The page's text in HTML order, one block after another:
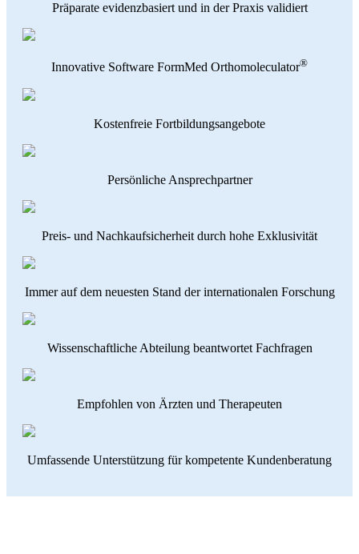
Präparate evidenzbasiert und in der Praxis validiert
Innovative Software FormMed Orthomoleculator®
Kostenfreie Fortbildungsangebote
Persönliche Ansprechpartner
Preis- und Nachkaufsicherheit durch hohe Exklusivität
Immer auf dem neuesten Stand der internationalen Forschung
Wissenschaftliche Abteilung beantwortet Fachfragen
Empfohlen von Ärzten und Therapeuten
Umfassende Unterstützung für kompetente Kundenberatung